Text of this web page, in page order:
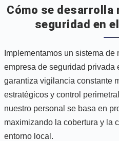
Cómo se
seguridad en
Implementamos un sistema
empresa de seguridad privada
garantiza vigilancia constante
estratégicos y control
nuestro personal se basa en
maximizando la cobertura y la
entorno local.